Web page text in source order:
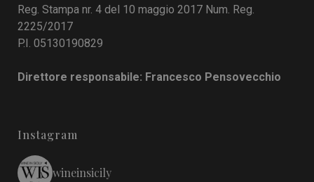
Reg. Stampa nr. 4 del 10 maggio 2017 Num. Reg.
2225/2017
P.I. 05130190829
Direttore responsabile: Francesco Pensovecchio
Instagram
wineinsicily